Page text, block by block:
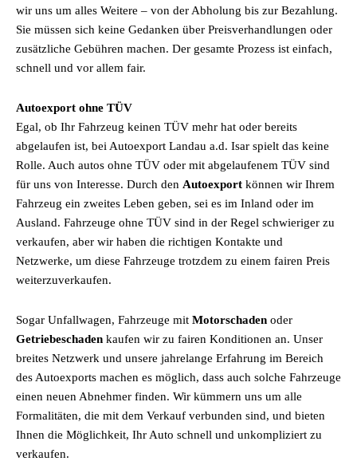
wir uns um alles Weitere – von der Abholung bis zur Bezahlung.
Sie müssen sich keine Gedanken über Preisverhandlungen oder
zusätzliche Gebühren machen. Der gesamte Prozess ist einfach,
schnell und vor allem fair.
Autoexport ohne TÜV
Egal, ob Ihr Fahrzeug keinen TÜV mehr hat oder bereits
abgelaufen ist, bei Autoexport Landau a.d. Isar spielt das keine
Rolle. Auch autos ohne TÜV oder mit abgelaufenem TÜV sind
für uns von Interesse. Durch den Autoexport können wir Ihrem
Fahrzeug ein zweites Leben geben, sei es im Inland oder im
Ausland. Fahrzeuge ohne TÜV sind in der Regel schwieriger zu
verkaufen, aber wir haben die richtigen Kontakte und
Netzwerke, um diese Fahrzeuge trotzdem zu einem fairen Preis
weiterzuverkaufen.
Sogar Unfallwagen, Fahrzeuge mit Motorschaden oder
Getriebeschaden kaufen wir zu fairen Konditionen an. Unser
breites Netzwerk und unsere jahrelange Erfahrung im Bereich
des Autoexports machen es möglich, dass auch solche Fahrzeuge
einen neuen Abnehmer finden. Wir kümmern uns um alle
Formalitäten, die mit dem Verkauf verbunden sind, und bieten
Ihnen die Möglichkeit, Ihr Auto schnell und unkompliziert zu
verkaufen.